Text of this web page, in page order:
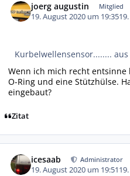
joerg augustin Mitglied
19. August 2020 um 19:35
Kurbelwellensensor........
Wenn ich mich recht entsinne
O-Ring und eine Stützhülse.
eingebaut?
Zitat
icesaab Administrator
19. August 2020 um 19:51